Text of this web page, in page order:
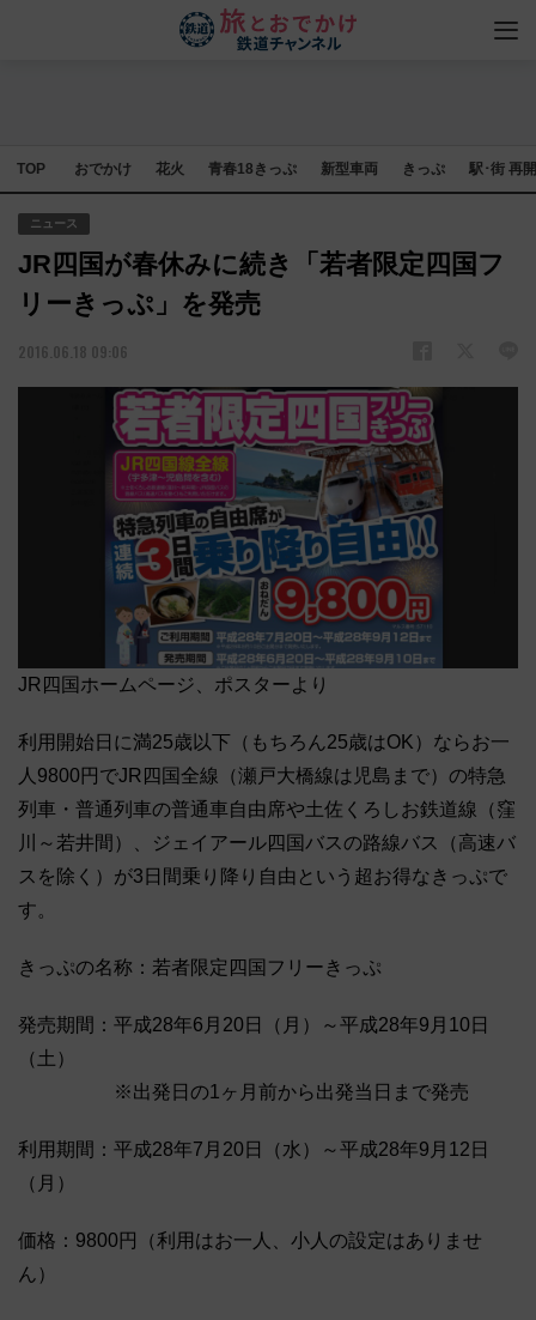
TOP おでかけ 花火 青春18きっぷ 新型車両 きっぷ 駅･街 再
ニュース
JR四国が春休みに続き「若者限定四国フ
リーきっぷ」を発売
2016.06.18 09:06
JR四国ホームページ、ポスターより
利用開始日に満25歳以下（もちろん25歳はOK）ならお一
人9800円でJR四国全線（瀬戸大橋線は児島まで）の特急
列車・普通列車の普通車自由席や土佐くろしお鉄道線（窪
川～若井間）、ジェイアール四国バスの路線バス（高速バ
スを除く）が3日間乗り降り自由という超お得なきっぷで
す。
きっぷの名称：若者限定四国フリーきっぷ
発売期間：平成28年6月20日（月）～平成28年9月10日
（土）
※出発日の1ヶ月前から出発当日まで発売
利用期間：平成28年7月20日（水）～平成28年9月12日
（月）
価格：9800円（利用はお一人、小人の設定はありませ
ん）